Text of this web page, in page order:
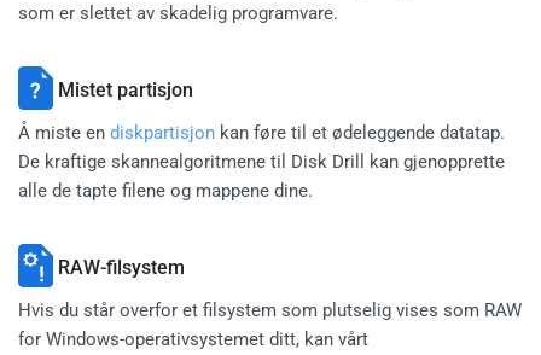
som er slettet av skadelig programvare.
Mistet partisjon
Å miste en diskpartisjon kan føre til et ødeleggende datatap.
De kraftige skannealgoritmene til Disk Drill kan gjenopprette
alle de tapte filene og mappene dine.
RAW-filsystem
Hvis du står overfor et filsystem som plutselig vises som RAW
for Windows-operativsystemet ditt, kan vårt